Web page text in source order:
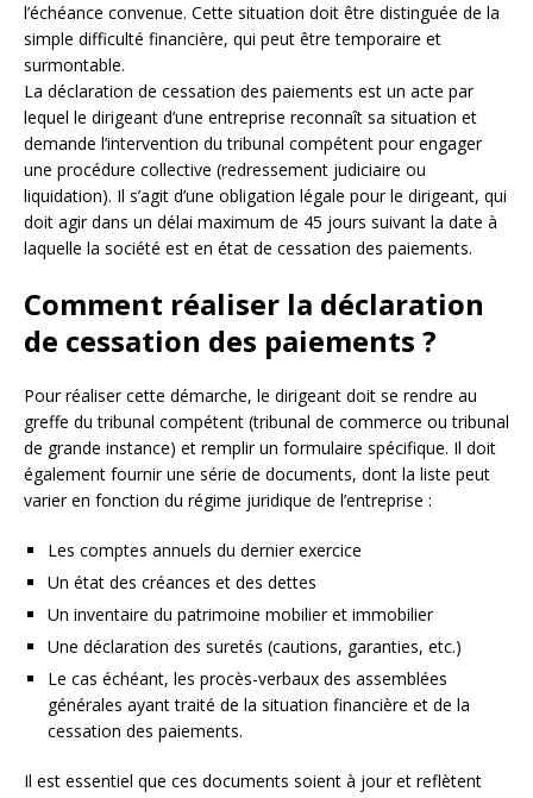
l’échéance convenue. Cette situation doit être distinguée de la
simple difficulté financière, qui peut être temporaire et
surmontable.
La déclaration de cessation des paiements est un acte par
lequel le dirigeant d’une entreprise reconnaît sa situation et
demande l’intervention du tribunal compétent pour engager
une procédure collective (redressement judiciaire ou
liquidation). Il s’agit d’une obligation légale pour le dirigeant, qui
doit agir dans un délai maximum de 45 jours suivant la date à
laquelle la société est en état de cessation des paiements.
Comment réaliser la déclaration
de cessation des paiements ?
Pour réaliser cette démarche, le dirigeant doit se rendre au
greffe du tribunal compétent (tribunal de commerce ou tribunal
de grande instance) et remplir un formulaire spécifique. Il doit
également fournir une série de documents, dont la liste peut
varier en fonction du régime juridique de l’entreprise :
Les comptes annuels du dernier exercice
Un état des créances et des dettes
Un inventaire du patrimoine mobilier et immobilier
Une déclaration des suretés (cautions, garanties, etc.)
Le cas échéant, les procès-verbaux des assemblées
générales ayant traité de la situation financière et de la
cessation des paiements.
Il est essentiel que ces documents soient à jour et reflètent